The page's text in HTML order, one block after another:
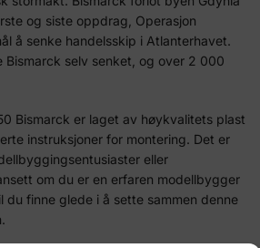
og siste oppdrag, Operasjon
å senke handelsskip i Atlanterhavet.
Bismarck selv senket, og over 2 000
Bismarck er laget av høykvalitets plast
instruksjoner for montering. Det er
eller
om du er en erfaren modellbygger
du finne glede i å sette sammen denne